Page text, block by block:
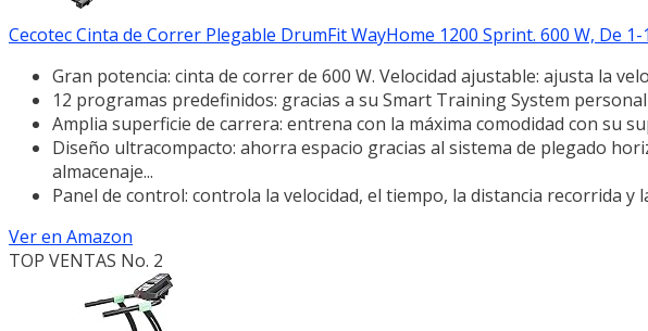
Cecotec Cinta de Correr Plegable DrumFit WayHome 1200 Sprint. 600 W, De 1-
Gran potencia: cinta de correr de 600 W. Velocidad ajustable: ajusta la
12 programas predefinidos: gracias a su Smart Training System
Amplia superficie de carrera: entrena con la máxima comodidad con su
Diseño ultracompacto: ahorra espacio gracias al sistema de plegado
almacenaje...
Panel de control: controla la velocidad, el tiempo, la distancia recorrida y
Ver en Amazon
TOP VENTAS No. 2